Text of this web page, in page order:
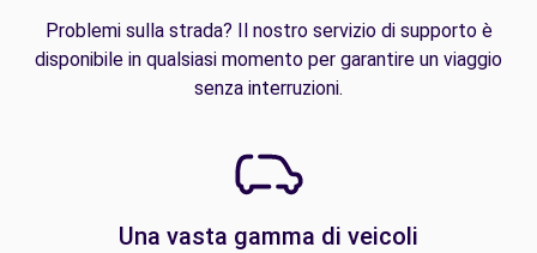
Problemi sulla strada? Il nostro servizio di supporto è
disponibile in qualsiasi momento per garantire un viaggio
senza interruzioni.
Una vasta gamma di veicoli